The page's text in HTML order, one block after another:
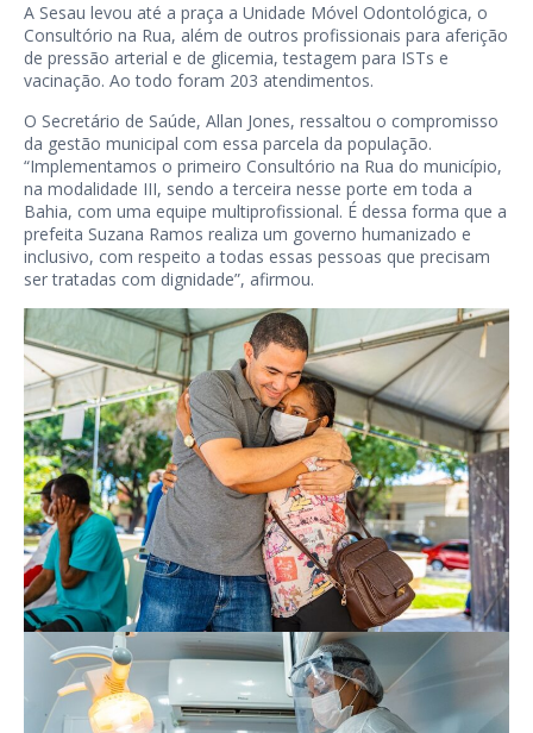
A Sesau levou até a praça a Unidade Móvel Odontológica, o
Consultório na Rua, além de outros profissionais para aferição
de pressão arterial e de glicemia, testagem para ISTs e
vacinação. Ao todo foram 203 atendimentos.
O Secretário de Saúde, Allan Jones, ressaltou o compromisso
da gestão municipal com essa parcela da população.
“Implementamos o primeiro Consultório na Rua do município,
na modalidade III, sendo a terceira nesse porte em toda a
Bahia, com uma equipe multiprofissional. É dessa forma que a
prefeita Suzana Ramos realiza um governo humanizado e
inclusivo, com respeito a todas essas pessoas que precisam
ser tratadas com dignidade”, afirmou.